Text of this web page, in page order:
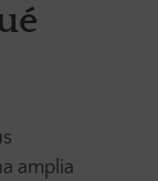
amplia